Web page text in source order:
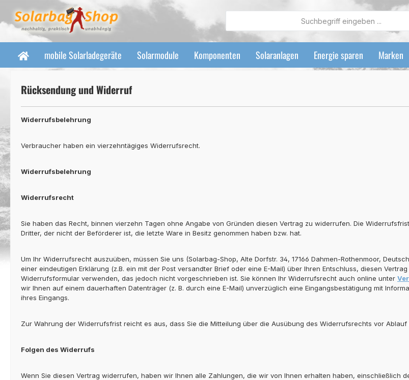
Hauptinhalt springen
Zur Suche springen
Zur Hauptnavigation springen
mobile Solarladegeräte Solarmodule Komponenten Solaranlagen Energie sparen Marken
Rücksendung und Widerruf
Widerrufsbelehrung
Verbraucher haben ein vierzehntägiges Widerrufsrecht.
Widerrufsbelehrung
Widerrufsrecht
Sie haben das Recht, binnen vierzehn Tagen ohne Angabe von Gründen diesen Vertrag zu widerrufen. Die
Dritter, der nicht der Beförderer ist, die letzte Ware in Besitz genommen haben bzw. hat.
Um Ihr Widerrufsrecht auszuüben, müssen Sie uns (Solarbag-Shop, Alte Dorfstr. 34, 17166 Dahmen-Rothenmoor,
einer eindeutigen Erklärung (z.B. ein mit der Post versandter Brief oder eine E-Mail) über Ihren Entschluss, diesen
Widerrufsformular verwenden, das jedoch nicht vorgeschrieben ist. Sie können Ihr Widerrufsrecht auch online unter
wir Ihnen auf einem dauerhaften Datenträger (z. B. durch eine E-Mail) unverzüglich eine Eingangsbestätigung mit
ihres Eingangs.
Zur Wahrung der Widerrufsfrist reicht es aus, dass Sie die Mitteilung über die Ausübung des Widerrufsrechts vor
Folgen des Widerrufs
Wenn Sie diesen Vertrag widerrufen, haben wir Ihnen alle Zahlungen, die wir von Ihnen erhalten haben, einschließlich